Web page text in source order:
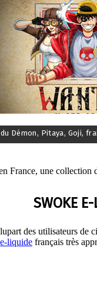
Démon, Pitaya, Goji,
France, une
SWOKE
des utilisateurs de
e-liquide français très